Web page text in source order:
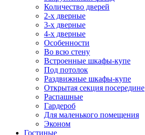
Количество дверей
2-х дверные
3-х дверные
4-х дверные
Особенности
Во всю стену
Встроенные шкафы-купе
Под потолок
Раздвижные шкафы-купе
Открытая секция посередине
Распашные
Гардероб
Для маленького помещения
Эконом
Гостиные